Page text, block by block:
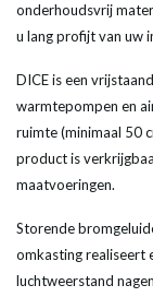
onderhoudsvrij
u lang profijt van uw
DICE is een
warmtepompen en
ruimte (minimaal 50
product is
maatvoeringen.
Storende
omkasting realiseert
luchtweerstand